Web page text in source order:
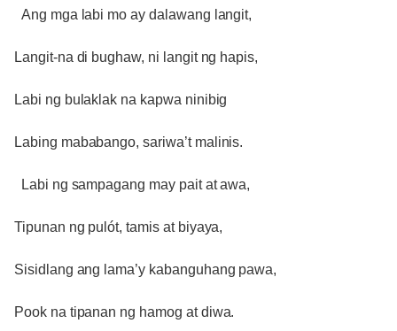
Ang mga labi mo ay dalawang langit,
Langit-na di bughaw, ni langit ng hapis,
Labi ng bulaklak na kapwa ninibig
Labing mababango, sariwa’t malinis.
Labi ng sampagang may pait at awa,
Tipunan ng pulót, tamis at biyaya,
Sisidlang ang lama’y kabanguhang pawa,
Pook na tipanan ng hamog at diwa.